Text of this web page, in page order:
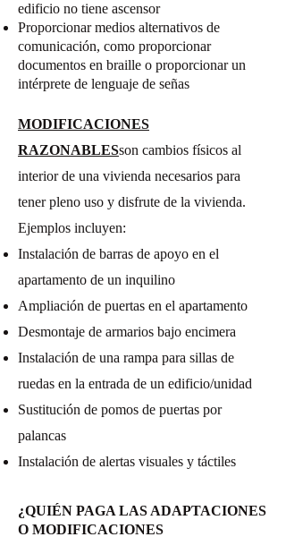
edificio no tiene ascensor
Proporcionar medios alternativos de
comunicación, como proporcionar
documentos en braille o proporcionar un
intérprete de lenguaje de señas
MODIFICACIONES
RAZONABLESson cambios físicos al
interior de una vivienda necesarios para
tener pleno uso y disfrute de la vivienda.
Ejemplos incluyen:
Instalación de barras de apoyo en el
apartamento de un inquilino
Ampliación de puertas en el apartamento
Desmontaje de armarios bajo encimera
Instalación de una rampa para sillas de
ruedas en la entrada de un edificio/unidad
Sustitución de pomos de puertas por
palancas
Instalación de alertas visuales y táctiles
¿QUIÉN PAGA LAS ADAPTACIONES
O MODIFICACIONES